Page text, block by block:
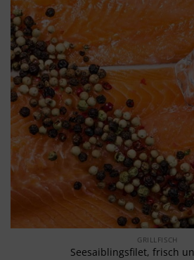
GRILLFISCH
Seesaiblingsfilet, frisch